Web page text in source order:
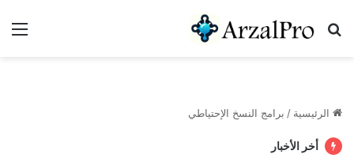
بحث عن
الرئيسية / برامج النسخ الإحتياطي
أخر الأخبار